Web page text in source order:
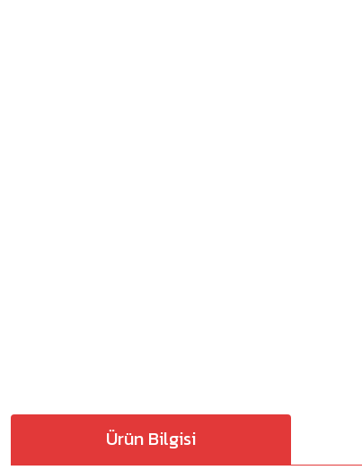
Ürün Bilgisi